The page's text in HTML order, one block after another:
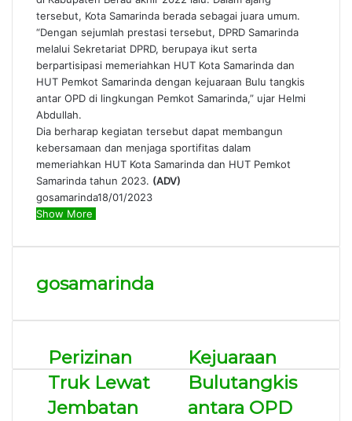
tersebut, Kota Samarinda berada sebagai juara umum.
“Dengan sejumlah prestasi tersebut, DPRD Samarinda
melalui Sekretariat DPRD, berupaya ikut serta
berpartisipasi memeriahkan HUT Kota Samarinda dan
HUT Pemkot Samarinda dengan kejuaraan Bulu tangkis
antar OPD di lingkungan Pemkot Samarinda,” ujar Helmi
Abdullah.
Dia berharap kegiatan tersebut dapat membangun
kebersamaan dan menjaga sportifitas dalam
memeriahkan HUT Kota Samarinda dan HUT Pemkot
Samarinda tahun 2023. (ADV)
gosamarinda18/01/2023
Show More
gosamarinda
Perizinan
Truk Lewat
Jembatan
Kejuaraan
Bulutangkis
antara OPD